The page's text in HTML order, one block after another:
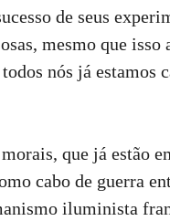
de seus
mesmo que
nós já estamos
que já estão
cabo de guerra
iluminista